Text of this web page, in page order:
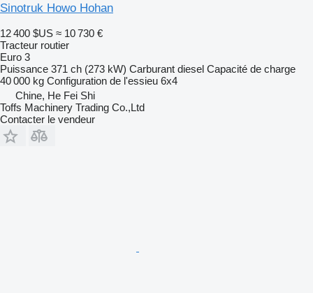
Sinotruk Howo Hohan
12 400 $US ≈ 10 730 €
Tracteur routier
Euro 3
Puissance 371 ch (273 kW) Carburant diesel Capacité de charge
40 000 kg Configuration de l'essieu 6x4
Chine, He Fei Shi
Toffs Machinery Trading Co.,Ltd
Contacter le vendeur